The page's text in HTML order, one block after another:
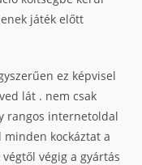
játék előtt
ez képvisel
lát . nem csak
rangos internetoldal
minden kockáztat a
végig a gyártás